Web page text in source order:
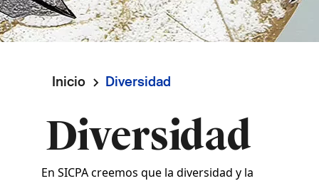
Ruta
de
navegación
Inicio Diversidad
Diversidad
En SICPA creemos que la diversidad y la